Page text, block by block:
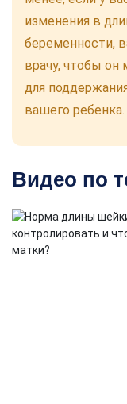
изменения в
беременности,
врачу, чтобы
для
вашего ребенка.
Видео по